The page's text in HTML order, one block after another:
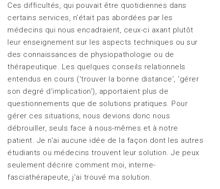
Ces difficultés, qui pouvait être quotidiennes dans
certains services, n'était pas abordées par les
médecins qui nous encadraient, ceux-ci axant plutôt
leur enseignement sur les aspects techniques ou sur
des connaissances de physiopathologie ou de
thérapeutique. Les quelques conseils relationnels
entendus en cours ('trouver la bonne distance', 'gérer
son degré d'implication'), apportaient plus de
questionnements que de solutions pratiques. Pour
gérer ces situations, nous devions donc nous
débrouiller, seuls face à nous-mêmes et à notre
patient. Je n'ai aucune idée de la façon dont les autres
étudiants ou médecins trouvent leur solution. Je peux
seulement décrire comment moi, interne-
fasciathérapeute, j'ai trouvé ma solution.